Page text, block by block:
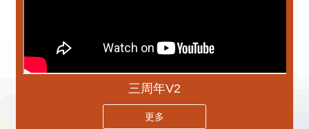
三周年V2
更多